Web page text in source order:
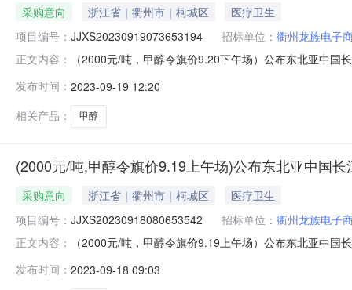
采购意向 浙江省｜衢州市｜柯城区
医疗卫生
项目编号： JJXS20230919073653194 招标单位： 衢州龙族电子
正文内容：
（2000元/吨，甲醇令旗价9.20下午场）公布东北亚中
场）公布东北亚中国长江口“甲醇”中下游主体采购意向
发布时间： 2023-09-19 12:20
相关产品：
甲醇
(2000元/吨,甲醇令旗价9.19上午场)公布东北亚中国
采购意向 浙江省｜衢州市｜柯城区
医疗卫生
项目编号： JJXS20230918080653542 招标单位： 衢州龙族电子
正文内容：
（2000元/吨，甲醇令旗价9.19上午场）公布东北亚中
场）公布东北亚中国长江口“甲醇”中下游主体采购意向
发布时间： 2023-09-18 09:03